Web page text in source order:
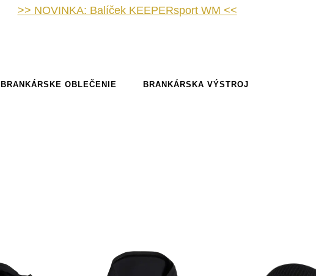
>> NOVINKA: Balíček KEEPERsport WM <<
BRANKÁRSKE OBLEČENIE BRANKÁRSKA VÝSTROJ